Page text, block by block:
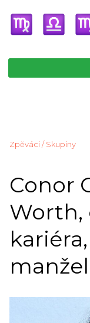
Zpěváci / Skupiny
Conor
Worth,